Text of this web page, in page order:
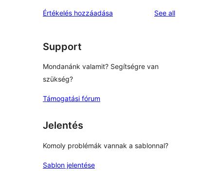
Értékelés hozzáadása See allreviews
Support
Mondanánk valamit? Segítségre van
szükség?
Támogatási fórum
Jelentés
Komoly problémák vannak a sablonnal?
Sablon jelentése